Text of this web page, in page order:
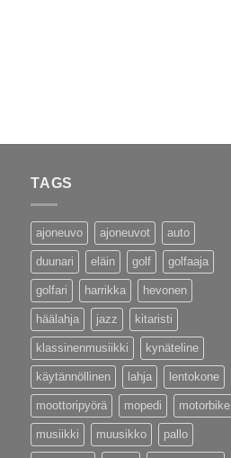
TAGS
ajoneuvo ajoneuvot auto
duunari eläin golf golfaaja
golfari harrikka hevonen
häälahja jazz kitaristi
klassinenmusiikki kynäteline
käytännöllinen lahja lentokone
moottoripyörä mopedi motorbike
musiikki muusikko pallo